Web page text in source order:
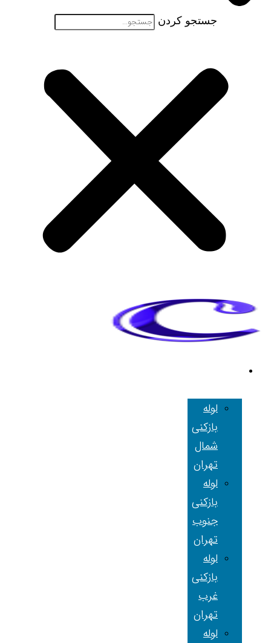
جستجو کردن
لوله
بازکنی
شمال
تهران
لوله
بازکنی
جنوب
تهران
لوله
بازکنی
غرب
تهران
لوله